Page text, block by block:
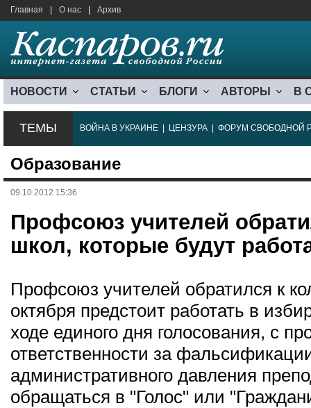
Главная О нас Архив
НОВОСТИ СТАТЬИ БЛОГИ АВТОРЫ В
ТЕМЫ ВОЙНА В УКРАИНЕ ЦЕНЗУРА ФОРУМ СВОБОДНОЙ
Образование
09.10.2012 15:36
Профсоюз учителей
школ, которые будут
Профсоюз учителей обратился к
октября предстоит работать в
ходе единого дня голосования, с
ответственности за
административного давления
обращаться в "Голос" или